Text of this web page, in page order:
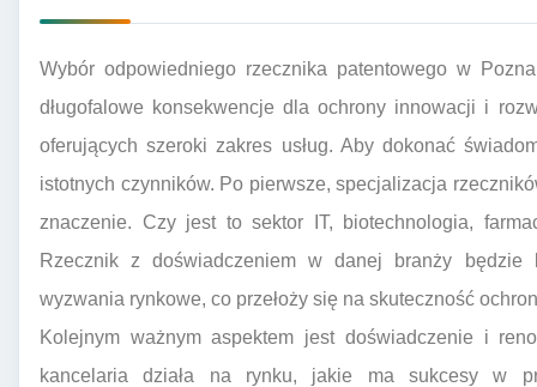
Wybór odpowiedniego rzecznika patentowego w
długofalowe konsekwencje dla ochrony innowacji i
oferujących szeroki zakres usług. Aby dokonać
istotnych czynników. Po pierwsze, specjalizacja
znaczenie. Czy jest to sektor IT, biotechnologia,
Rzecznik z doświadczeniem w danej branży będzie
wyzwania rynkowe, co przełoży się na skuteczność
Kolejnym ważnym aspektem jest doświadczenie i
kancelaria działa na rynku, jakie ma sukcesy w